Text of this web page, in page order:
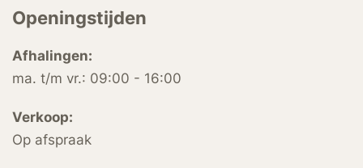
Openingstijden
Afhalingen:
ma. t/m vr.: 09:00 - 16:00
Verkoop:
Op afspraak